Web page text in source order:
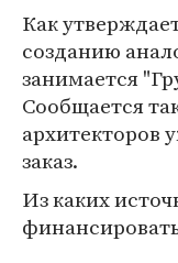
Как
созданию
занимается
Сообщается
архитекторов
заказ.
Из каких